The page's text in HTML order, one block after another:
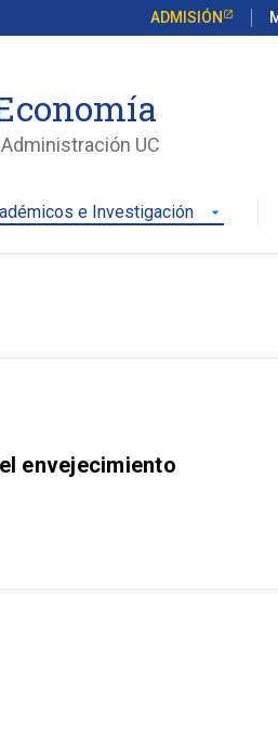
ADMISIÓN
UC
e Investigación arrow_drop_down
envejecimiento